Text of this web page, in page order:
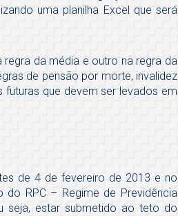
uma planilha Excel que será
da média e outro na regra da
de pensão por morte, invalidez
que devem ser levados em
de 4 de fevereiro de 2013 e no
RPC – Regime de Previdência
seja, estar submetido ao teto do